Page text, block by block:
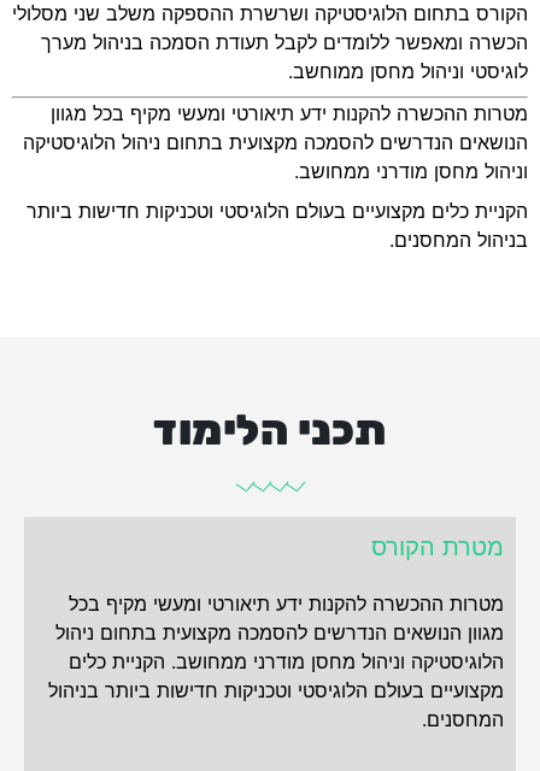
הקורס בתחום הלוגיסטיקה ושרשרת ההספקה משלב שני מסלולי
הכשרה ומאפשר ללומדים לקבל תעודת הסמכה בניהול מערך
לוגיסטי וניהול מחסן ממוחשב.
מטרות ההכשרה להקנות ידע תיאורטי ומעשי מקיף בכל מגוון
הנושאים הנדרשים להסמכה מקצועית בתחום ניהול הלוגיסטיקה
וניהול מחסן מודרני ממחושב.
הקניית כלים מקצועיים בעולם הלוגיסטי וטכניקות חדישות ביותר
בניהול המחסנים.
תכני הלימוד
מטרת הקורס
מטרות ההכשרה להקנות ידע תיאורטי ומעשי מקיף בכל
מגוון הנושאים הנדרשים להסמכה מקצועית בתחום ניהול
הלוגיסטיקה וניהול מחסן מודרני ממחושב. הקניית כלים
מקצועיים בעולם הלוגיסטי וטכניקות חדישות ביותר בניהול
המחסנים.